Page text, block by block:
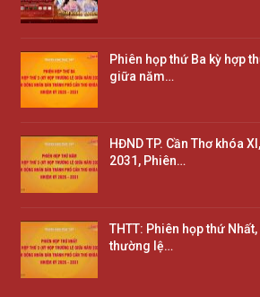
Phiên họp thứ Ba kỳ hợp
giữa năm…
HĐND TP. Cần Thơ khóa
2031, Phiên…
THTT: Phiên họp thứ
thường lệ…